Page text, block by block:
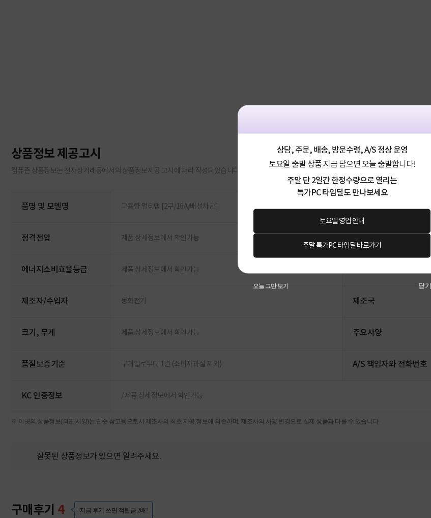
상담, 주문, 배송, 방문수령, A/S 정상 운영
토요일 출발 상품 지금 담으면 오늘 출발합니다!
주말 단 2일간 한정수량으로 열리는
특가PC 타임딜도 만나보세요
토요일 영업 안내
주말 특가PC 타임딜 바로가기
오늘 그만 보기 닫기
상품정보 제공고시
컴퓨존 상품정보는 전자상거래등에서의 상품정보제공 고시에 따라 작성되었습니다.
품명 및 모델명 고용량 멀티탭 [2구/16A/배선차단]
정격전압 제품 상세정보에서 확인가능
에너지소비효율등급 제품 상세정보에서 확인가능
제조자/수입자 동화전기 제조국
크기, 무게 제품 상세정보에서 확인가능 주요사양
품질보증기준 구매일로부터 1년 (소비자과실 제외) A/S 책임자와 전화번호
KC 인증정보 / 제품 상세정보에서 확인가능
※ 이곳의 상품정보(외관,사양)는 단순 참고용으로서 제조사의 최초 제공 정보에 의존하며, 제조사의 사양 변경으로 실제 상품과 다를 수 있습니다.
잘못된 상품정보가 있으면 알려주세요.
구매후기 4 지금 후기 쓰면 적립금 2배!